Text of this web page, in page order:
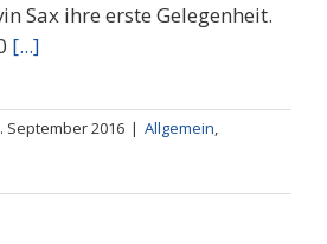
Sax ihre erste Gelegenheit.
[...]
September 2016 | Allgemein,